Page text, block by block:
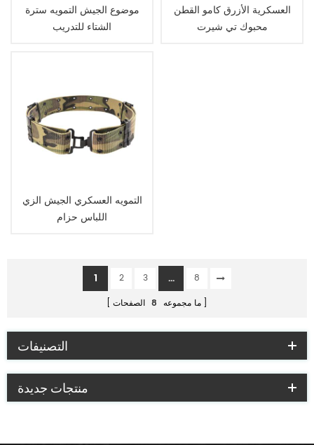
موضوع الجيش التمويه سترة
الشتاء للتدريب
العسكرية الأزرق كامو القطن
محبوك تي شيرت
التمويه العسكري الجيش الزي
اللباس حزام
1 2 3 ...
8
ما مجموعه 8 الصفحات
التصنيفات
منتجات جديدة